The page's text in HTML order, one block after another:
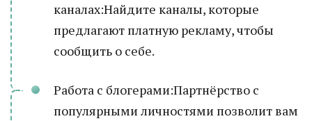
каналах:Найдите каналы, которые
предлагают платную рекламу, чтобы
сообщить о себе.
Работа с блогерами:Партнёрство с
популярными личностями позволит вам